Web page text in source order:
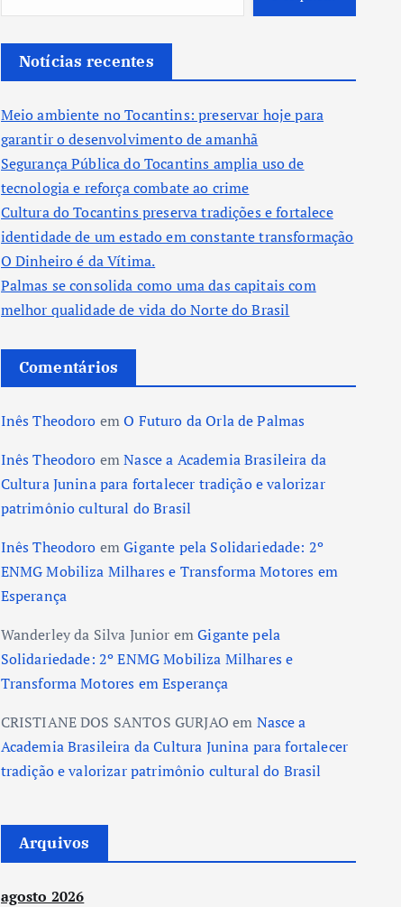
Notícias recentes
Meio ambiente no Tocantins: preservar hoje para
garantir o desenvolvimento de amanhã
Segurança Pública do Tocantins amplia uso de
tecnologia e reforça combate ao crime
Cultura do Tocantins preserva tradições e fortalece
identidade de um estado em constante transformação
O Dinheiro é da Vítima.
Palmas se consolida como uma das capitais com
melhor qualidade de vida do Norte do Brasil
Comentários
Inês Theodoro emO Futuro da Orla de Palmas
Inês Theodoro emNasce a Academia Brasileira da
Cultura Junina para fortalecer tradição e valorizar
patrimônio cultural do Brasil
Inês Theodoro emGigante pela Solidariedade: 2º
ENMG Mobiliza Milhares e Transforma Motores em
Esperança
Wanderley da Silva Junior emGigante pela
Solidariedade: 2º ENMG Mobiliza Milhares e
Transforma Motores em Esperança
CRISTIANE DOS SANTOS GURJAO em Nasce a
Academia Brasileira da Cultura Junina para fortalecer
tradição e valorizar patrimônio cultural do Brasil
Arquivos
agosto 2026